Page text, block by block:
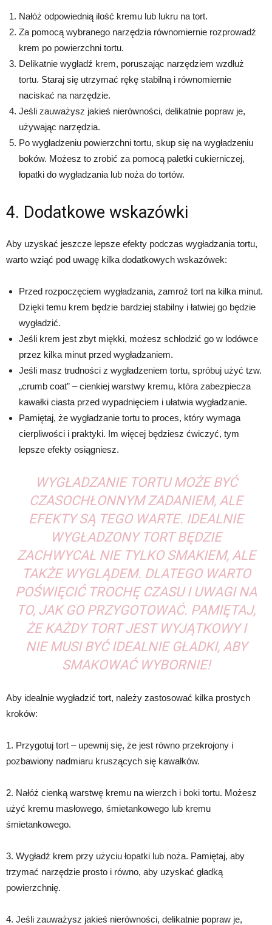
Nałóż odpowiednią ilość kremu lub lukru na tort.
Za pomocą wybranego narzędzia równomiernie rozprowadź
krem po powierzchni tortu.
Delikatnie wygładź krem, poruszając narzędziem wzdłuż
tortu. Staraj się utrzymać rękę stabilną i równomiernie
naciskać na narzędzie.
Jeśli zauważysz jakieś nierówności, delikatnie popraw je,
używając narzędzia.
Po wygładzeniu powierzchni tortu, skup się na wygładzeniu
boków. Możesz to zrobić za pomocą paletki cukierniczej,
łopatki do wygładzania lub noża do tortów.
4. Dodatkowe wskazówki
Aby uzyskać jeszcze lepsze efekty podczas wygładzania tortu,
warto wziąć pod uwagę kilka dodatkowych wskazówek:
Przed rozpoczęciem wygładzania, zamroź tort na kilka minut.
Dzięki temu krem będzie bardziej stabilny i łatwiej go będzie
wygładzić.
Jeśli krem jest zbyt miękki, możesz schłodzić go w lodówce
przez kilka minut przed wygładzaniem.
Jeśli masz trudności z wygładzeniem tortu, spróbuj użyć tzw.
„crumb coat” – cienkiej warstwy kremu, która zabezpiecza
kawałki ciasta przed wypadnięciem i ułatwia wygładzanie.
Pamiętaj, że wygładzanie tortu to proces, który wymaga
cierpliwości i praktyki. Im więcej będziesz ćwiczyć, tym
lepsze efekty osiągniesz.
WYGŁADZANIE TORTU MOŻE BYĆ
CZASOCHŁONNYM ZADANIEM, ALE
EFEKTY SĄ TEGO WARTE. IDEALNIE
WYGŁADZONY TORT BĘDZIE
ZACHWYCAŁ NIE TYLKO SMAKIEM, ALE
TAKŻE WYGLĄDEM. DLATEGO WARTO
POŚWIĘCIĆ TROCHĘ CZASU I UWAGI NA
TO, JAK GO PRZYGOTOWAĆ. PAMIĘTAJ,
ŻE KAŻDY TORT JEST WYJĄTKOWY I
NIE MUSI BYĆ IDEALNIE GŁADKI, ABY
SMAKOWAĆ WYBORNIE!
Aby idealnie wygładzić tort, należy zastosować kilka prostych
kroków:
1. Przygotuj tort – upewnij się, że jest równo przekrojony i
pozbawiony nadmiaru kruszących się kawałków.
2. Nałóż cienką warstwę kremu na wierzch i boki tortu. Możesz
użyć kremu masłowego, śmietankowego lub kremu
śmietankowego.
3. Wygładź krem przy użyciu łopatki lub noża. Pamiętaj, aby
trzymać narzędzie prosto i równo, aby uzyskać gładką
powierzchnię.
4. Jeśli zauważysz jakieś nierówności, delikatnie popraw je,